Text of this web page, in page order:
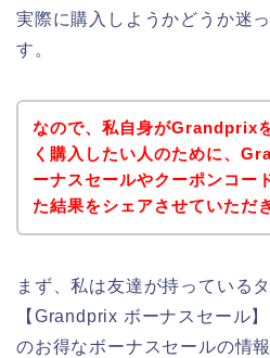
実際に購入しようかどうか迷
す。
なので、私自身がGrandprix
く購入したい人のために、
ーナスセールやクーポンコー
た結果をシェアさせていただ
まず、私は友達が持っている
【Grandprix ボーナスセール
のお得なボーナスセールの情